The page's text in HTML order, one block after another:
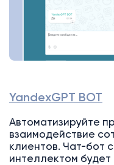
YandexGPT BOT
Автоматизируйте
взаимодействие
клиентов. Чат-бот
интеллектом